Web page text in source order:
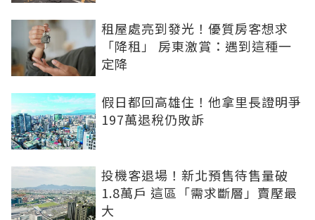
租屋處亮到發光！優質房客想求
「降租」 房東激賞：遇到這種一
定降
假日都回高雄住！他拿里長證明爭
197萬退稅仍敗訴
投機客退場！新北預售待售量破
1.8萬戶 這區「需求斷層」賣壓最
大